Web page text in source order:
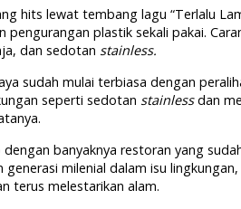
hits lewat tembang lagu “Terlalu
pengurangan plastik sekali pakai.
dan sedotan stainless.
sudah mulai terbiasa dengan
seperti sedotan stainlessdan
dengan banyaknya restoran yang
generasi milenial dalam isu
terus melestarikan alam.